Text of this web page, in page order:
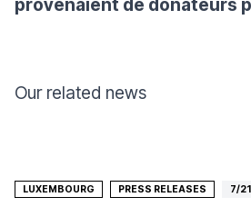
provenaient de donateurs
Our related news
LUXEMBOURG PRESS RELEASES 7/